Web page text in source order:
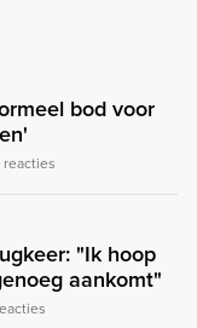
bod voor
reacties
"Ik hoop
aankomt"